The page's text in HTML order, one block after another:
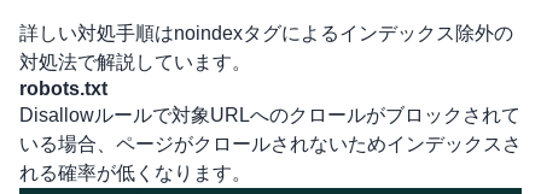
詳しい対処手順はnoindexタグによるインデックス除外の
対処法で解説しています。
robots.txt
Disallowルールで対象URLへのクロールがブロックされて
いる場合、ページがクロールされないためインデックスさ
れる確率が低くなります。